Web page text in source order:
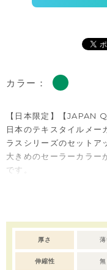
カラー：
【日本限定】【JAPAN
日本のテキスタイルメー
ラスシリーズのセットア
大きめのセーラーカラー
です。
トップスはコットン100
軽やかな風合いで、暑い
印象を与えてくれます。
ボトムスには、帝人の
かな伸び感と吸汗速乾性
黒×ゴールドの背タグや
厚さ
伸縮性 無